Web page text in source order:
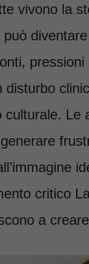
vivono la
disturbo
Le
critico
a